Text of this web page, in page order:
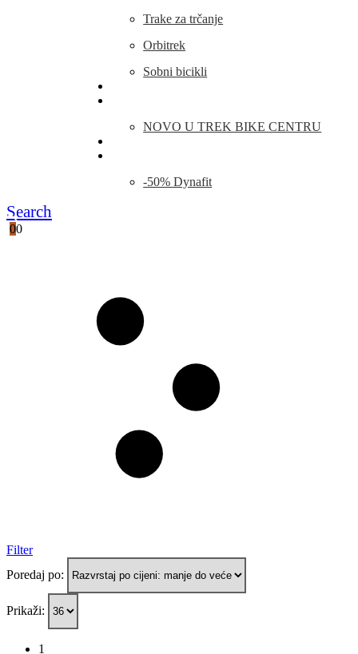
Trake za trčanje
Orbitrek
Sobni bicikli
NOVO U TREK BIKE CENTRU
-50% Dynafit
Search
00
Filter
Poredaj po:
Prikaži:
1